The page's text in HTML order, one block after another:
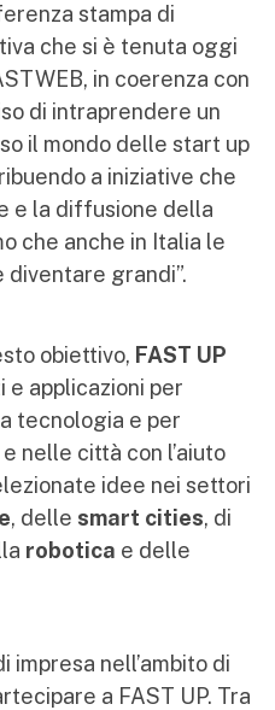
stampa di
che si è tenuta oggi
in coerenza con
di intraprendere un
il mondo delle start up
a iniziative che
e la diffusione della
che anche in Italia le
grandi”.
obiettivo, FAST UP
e applicazioni per
tecnologia e per
nelle città con l’aiuto
idee nei settori
, delle smart cities, di
robotica e delle
impresa nell’ambito di
a FAST UP. Tra